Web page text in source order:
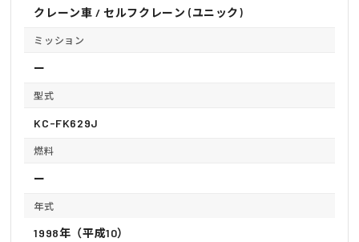
クレーン車 / セルフクレーン (ユニック)
ミッション
ー
型式
KC-FK629J
燃料
ー
年式
1998年（平成10）